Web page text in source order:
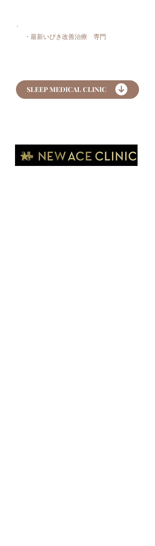
・最新いびき改善治療 専門
SLEEP MEDICAL CLINIC